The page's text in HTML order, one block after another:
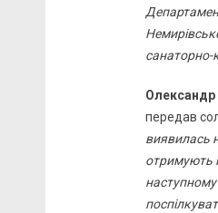
санаторно-
передав
виявилась
отримують
наступному